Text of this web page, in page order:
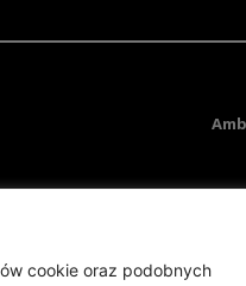
cookie oraz podobnych